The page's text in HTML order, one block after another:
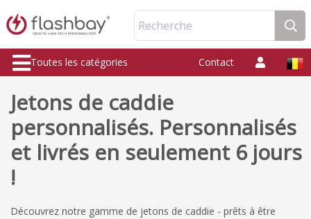
Recherche
Toutes les catégories Contact
Jetons de caddie
personnalisés. Personnalisés
et livrés en seulement 6 jours
!
Découvrez notre gamme de jetons de caddie - prêts à être